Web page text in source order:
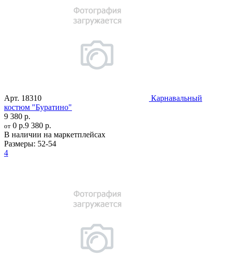
Арт. 18310
Карнавальный
костюм "Буратино"
9 380 р.
от 0 р.9 380 р.
В наличии на маркетплейсах
Размеры: 52-54
4